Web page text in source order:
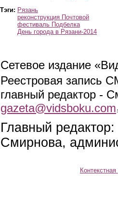
Тэги: Рязань
реконструкция Почтовой
фестиваль Подбелка
День города в Рязани-2014
Сетевое издание
Реестровая запись
главный редактор -
gazeta@vidsboku.com
Главный
Смирнова,